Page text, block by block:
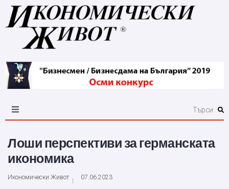
Лоши перспективи за германската
икономика
Икономически Живот 07.06.2023